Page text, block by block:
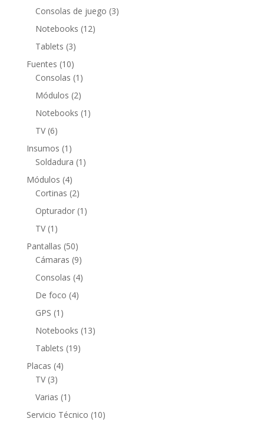
productos
Consolas de juego 33
Notebooks 1212
Tablets 33
productos
Fuentes 1010
productos
Consolas 1 1
producto
Módulos 22
productos
Notebooks 1 1
TV 66
productos
Insumos 1 1
producto
Soldadura 1 1
Módulos 44
productos
Cortinas 22
productos
Opturador 1 1
TV 1 1
producto
Pantallas 5050
productos
Cámaras 99
productos
Consolas 44
De foco 44
GPS 1 1
producto
Notebooks 1313
Tablets 1919
Placas 44
TV 33
productos
Varias 1 1
producto
Servicio Técnico 1010